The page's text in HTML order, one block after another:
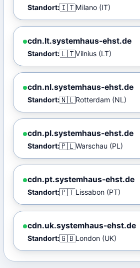
Standort:🇮🇹Milano (IT)
cdn.lt.systemhaus-ehst.de
Standort:🇱🇹Vilnius (LT)
cdn.nl.systemhaus-ehst.de
Standort:🇳🇱Rotterdam (NL)
cdn.pl.systemhaus-ehst.de
Standort:🇵🇱Warschau (PL)
cdn.pt.systemhaus-ehst.de
Standort:🇵🇹Lissabon (PT)
cdn.uk.systemhaus-ehst.de
Standort:🇬🇧London (UK)